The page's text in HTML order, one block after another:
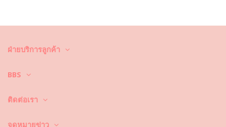
Ibiza-Comfy
มากกว่าหนึ่งฤดูกาลใช่หรือ? ถ้าเป็นเช่นนั้น คุณต้องเรียนรู้วิธีการดูแลชุดบิกินี่
ของคุณอย่างถูกวิธี เพราะเนื้อผ้าที่มีคุณภาพดี เป็นสิ่งจำเป็นและส่งผลต่อสีสัน
ในการใช้งานที่ยาวนานขึ้น ยังคงดูใหม่และมีสีสันที่สวยสดใสไปนานๆ
นั่งหรือนอน –ได้โปรดใช้ผ้าขนหนูรองพื้นก่อนทุกครั้ง เพราะการสัมผัสกับพื้น
อาจทำให้เนื้อผ้าของชุดว่ายน้ำ ได้รับความเสียหายได้
ฝ่ายบริการลูกค้า
BBS
ติดต่อเรา
จดหมายข่าว